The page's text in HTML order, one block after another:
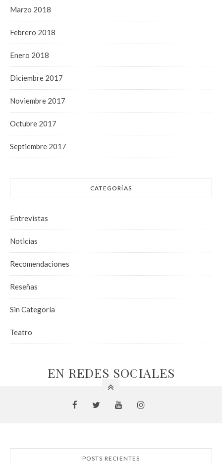
Marzo 2018
Febrero 2018
Enero 2018
Diciembre 2017
Noviembre 2017
Octubre 2017
Septiembre 2017
CATEGORÍAS
Entrevistas
Noticias
Recomendaciones
Reseñas
Sin Categoría
Teatro
EN REDES SOCIALES
POSTS RECIENTES